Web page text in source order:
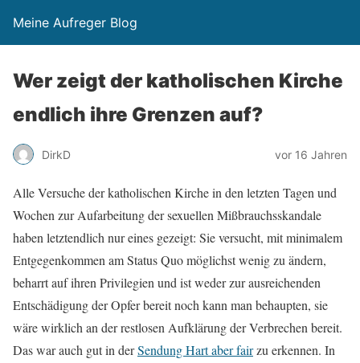
Meine Aufreger Blog
Wer zeigt der katholischen Kirche
endlich ihre Grenzen auf?
DirkD vor 16 Jahren
Alle Versuche der katholischen Kirche in den letzten Tagen und
Wochen zur Aufarbeitung der sexuellen Mißbrauchsskandale
haben letztendlich nur eines gezeigt: Sie versucht, mit minimalem
Entgegenkommen am Status Quo möglichst wenig zu ändern,
beharrt auf ihren Privilegien und ist weder zur ausreichenden
Entschädigung der Opfer bereit noch kann man behaupten, sie
wäre wirklich an der restlosen Aufklärung der Verbrechen bereit.
Das war auch gut in derSendung Hart aber fairzu erkennen. In